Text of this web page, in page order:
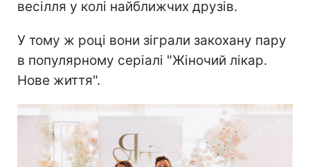
весілля у колі найближчих друзів.
У тому ж році вони зіграли закохану пару
в популярному серіалі "Жіночий лікар.
Нове життя".